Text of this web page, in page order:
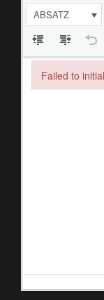
ABSATZ
Failed to
Failed to